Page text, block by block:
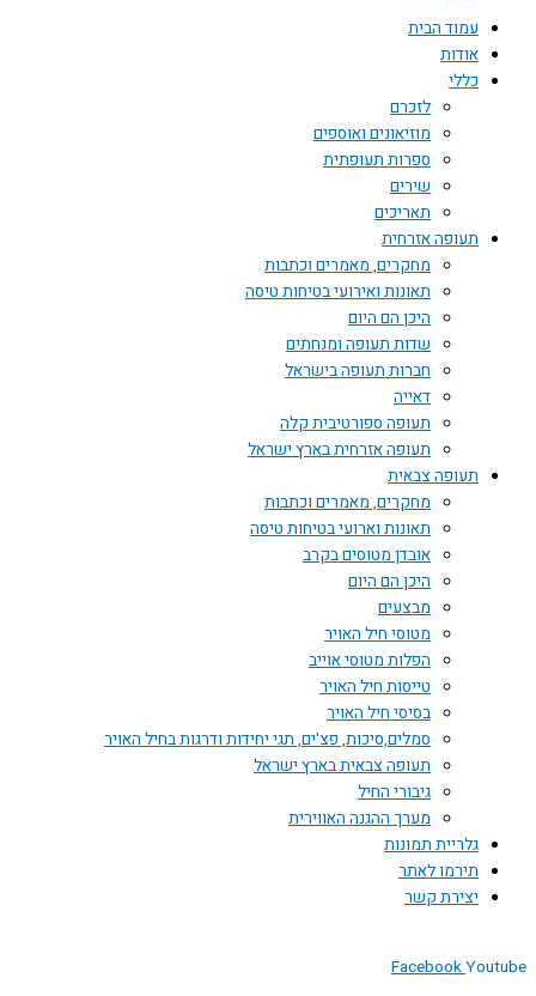
עמוד הבית
אודות
כללי
לזכרם
מוזיאונים ואוספים
ספרות תעופתית
שירים
תאריכים
תעופה אזרחית
מחקרים, מאמרים וכתבות
תאונות ואירועי בטיחות טיסה
היכן הם היום
שדות תעופה ומנחתים
חברות תעופה בישראל
דאייה
תעופה ספורטיבית קלה
תעופה אזרחית בארץ ישראל
תעופה צבאית
מחקרים, מאמרים וכתבות
תאונות וארועי בטיחות טיסה
אובדן מטוסים בקרב
היכן הם היום
מבצעים
מטוסי חיל האויר
הפלות מטוסי אוייב
טייסות חיל האויר
בסיסי חיל האויר
סמלים,סיכות, פצ'ים, תגי יחידות ודרגות בחיל האויר
תעופה צבאית בארץ ישראל
גיבורי החיל
מערך ההגנה האווירית
גלריית תמונות
תירמו לאתר
יצירת קשר
Facebook